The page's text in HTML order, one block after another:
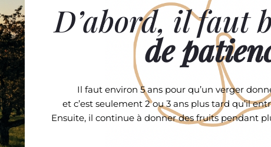
D’abord, il faut
de
Il faut environ 5 ans pour qu’un verger
et c’est seulement 2 ou 3 ans plus tard qu’il
Ensuite, il continue à donner des fruits pendant